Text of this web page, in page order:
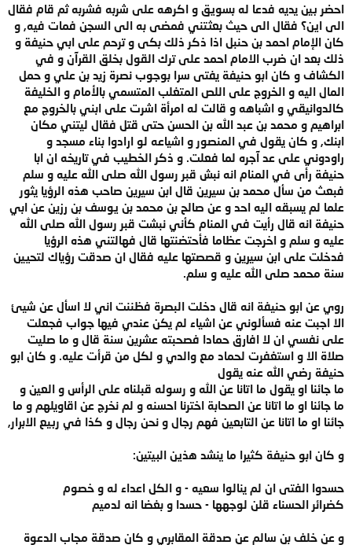
احضر بين يديه فدعا له بسويق و اكرهه على شربه فشربه ثم قام فقال
الى اين؟ فقال الى حيث بعثتني فمضى به الى السجن فمات فيه, و
كان الإمام احمد بن حنبل اذا ذكر ذلك بكى و ترحم على ابي حنيفة و
ذلك بعد ان ضرب الامام احمد على ترك القول بخلق القرآن و في
الكشاف و كان ابو حنيفة يفتى سرا بوجوب نصرة زيد بن علي و حمل
المال اليه و الخروج على اللص المتغلب المتسمي بالأمام و الخليفة
كالدوانيقي و اشباهه و قالت له امرأة اشرت على ابني بالخروج مع
ابراهيم و محمد بن عبد الله بن الحسن حتى قتل فقال ليتني مكان
ابنك, و كان يقول في المنصور و اشياعه لو ارادوا بناء مسجد و
راودوني على عد آجره لما فعلت. و ذكر الخطيب في تاريخه ان ابا
حنيفة رأى في المنام انه نبش قبر رسول الله صلى الله عليه و سلم
فبعث من سأل محمد بن سيرين قال ابن سيرين صاحب هذه الرؤيا يثور
علما لم يسبقه اليه احد و عن صالح بن محمد بن يوسف بن رزين عن ابي
حنيفة انه قال رأيت في المنام كأني نبشت قبر رسول الله صلى الله
عليه و سلم و اخرجت عظاما فأحتضنتها قال فهالتني هذه الرؤيا
فدخلت على ابن سيرين و قصصتها عليه فقال ان صدقت رؤياك لتحيين
سنة محمد صلى الله عليه و سلم.
روي عن ابو حنيفة انه قال دخلت البصرة فظننت اني لا اسأل عن شيئ
الا اجبت عنه فسألوني عن اشياء لم يكن عندي فيها جواب فجعلت
على نفسي ان لا افارق حمادا فصحبته عشرين سنة قال و ما صليت
صلاة الا و استغفرت لحماد مع والدي و لكل من قرأت عليه. و كان ابو
حنيفة رضي الله عنه يقول
ما جائنا او يقول ما اتانا عن الله و رسوله قبلناه على الرأس و العين و
ما جائنا او ما اتانا عن الصحابة اخترنا احسنه و لم نخرج عن اقاويلهم و ما
جائنا او ما اتانا عن التابعين فهم رجال و نحن رجال و كذا في ربيع الابرار,
و كان ابو حنيفة كثيرا ما ينشد هذين البيتين:
حسدوا الفتى ان لم ينالوا سعيه - و الكل اعداء له و خصوم
كضرائر الحسناء قلن لوجهها - حسدا و بغضا انه لدميم
و عن خلف بن سالم عن صدقة المقابري و كان صدقة مجاب الدعوة